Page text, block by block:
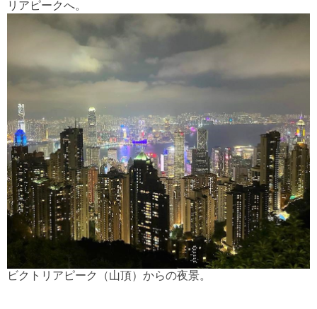
リアピークへ。
ビクトリアピーク（山頂）からの夜景。